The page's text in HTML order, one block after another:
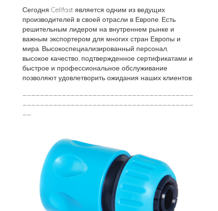
Сегодня Cellfast является одним из ведущих
производителей в своей отрасли в Европе. Есть
решительным лидером на внутреннем рынке и
важным экспортером для многих стран Европы и
мира. Высокоспециализированный персонал,
высокое качество, подтвержденное сертификатами и
быстрое и профессиональное обслуживание
позволяют удовлетворить ожидания наших клиентов.